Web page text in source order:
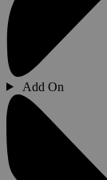
Add On